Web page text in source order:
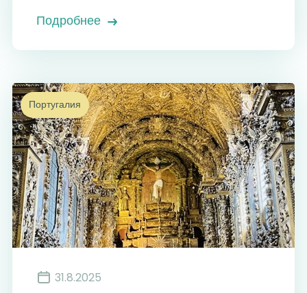
Подробнее
Португалия
31.8.2025